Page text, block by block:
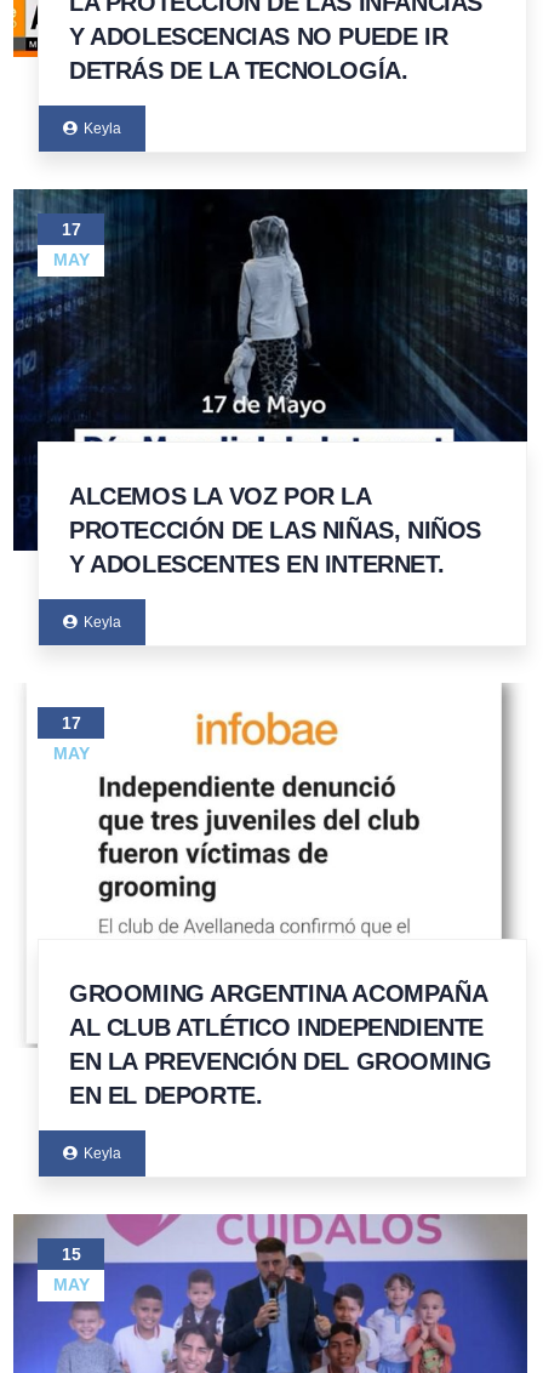
Y ADOLESCENCIAS NO PUEDE IR
DETRÁS DE LA TECNOLOGÍA.
Keyla
17
MAY
ALCEMOS LA VOZ POR LA
PROTECCIÓN DE LAS NIÑAS, NIÑOS
Y ADOLESCENTES EN INTERNET.
Keyla
17
MAY
GROOMING ARGENTINA ACOMPAÑA
AL CLUB ATLÉTICO INDEPENDIENTE
EN LA PREVENCIÓN DEL GROOMING
EN EL DEPORTE.
Keyla
15
MAY